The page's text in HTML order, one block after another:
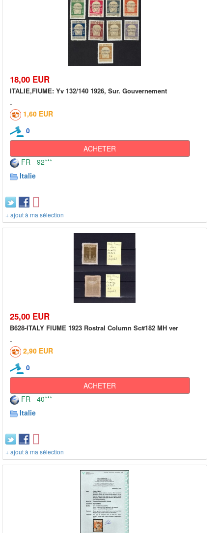
18,00 EUR
ITALIE,FIUME: Yv 132/140 1926, Sur. Gouvernement
1,60 EUR
0
ACHETER
FR - 92***
Italie
+ ajout à ma sélection
25,00 EUR
B628-ITALY FIUME 1923 Rostral Column Sc#182 MH ver
2,90 EUR
0
ACHETER
FR - 40***
Italie
+ ajout à ma sélection